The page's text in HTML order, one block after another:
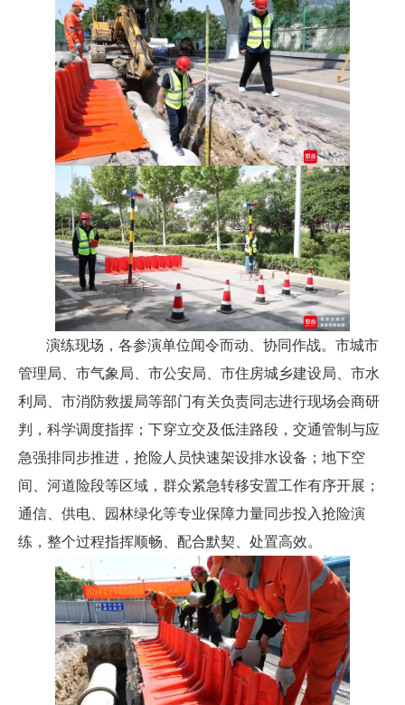
演练现场，各参演单位闻令而动、协同作战。市城市
管理局、市气象局、市公安局、市住房城乡建设局、市水
利局、市消防救援局等部门有关负责同志进行现场会商研
判，科学调度指挥；下穿立交及低洼路段，交通管制与应
急强排同步推进，抢险人员快速架设排水设备；地下空
间、河道险段等区域，群众紧急转移安置工作有序开展；
通信、供电、园林绿化等专业保障力量同步投入抢险演
练，整个过程指挥顺畅、配合默契、处置高效。